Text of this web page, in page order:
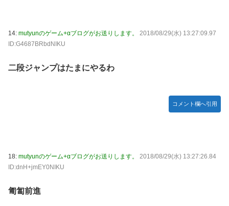
一ノ瀬美空ちゃん、イワシの三枚おろしに挑戦！！！【乃木
新体操で国体1位！ ついに現れた”リアル浅倉南ちゃん”
なんで今日の始球式に限って、瀬戸口心月ちゃんはミニスカ
wwwwwwwwwwwwwww
14: mutyunのゲーム+αブログがお送りします。
2018/08/29(水) 13:27:09.97
ID:G4687BRbdNIKU
二段ジャンプはたまにやるわ
コメント欄へ引用
18: mutyunのゲーム+αブログがお送りします。
2018/08/29(水) 13:27:26.84
ID:dnH+jmEY0NIKU
匍匐前進